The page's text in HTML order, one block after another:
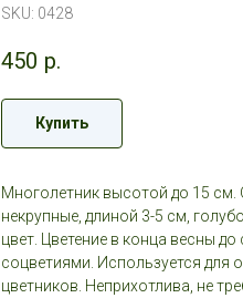
SKU: 0428
450 р.
Купить
Многолетник высотой до 15 см.
некрупные, длиной 3-5 см,
цвет. Цветение в конца весны
соцветиями. Используется для
цветников. Неприхотлива, не